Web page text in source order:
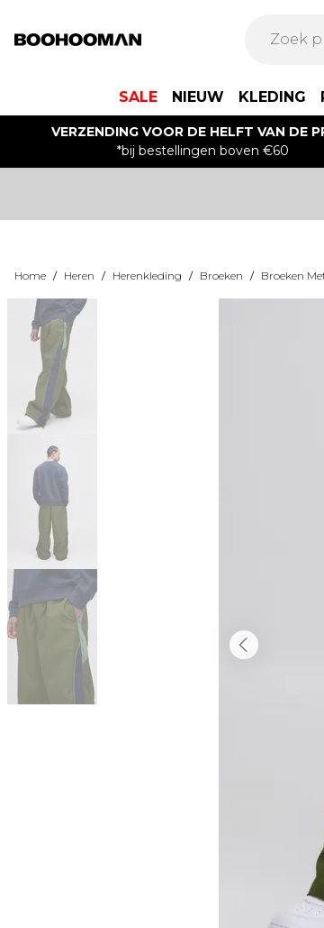
SALE NIEUW KLEDING
VERZENDING VOOR DE HELFT VAN DE
*bij bestellingen boven €60
Home / Heren / Herenkleding / Broeken / Broeken